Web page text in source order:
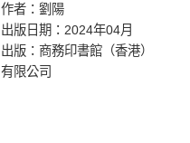
作者：劉陽
出版日期：2024年04月
出版：商務印書館（香港）
有限公司